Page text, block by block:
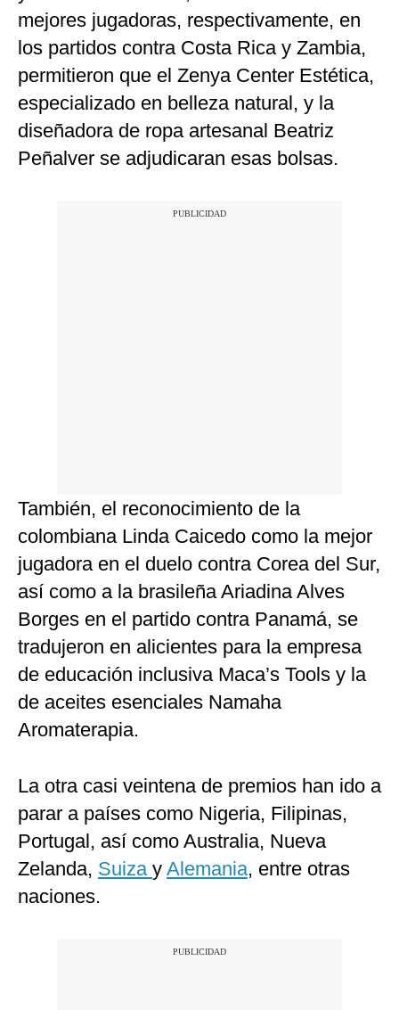
mejores jugadoras, respectivamente, en
los partidos contra Costa Rica y Zambia,
permitieron que el Zenya Center Estética,
especializado en belleza natural, y la
diseñadora de ropa artesanal Beatriz
Peñalver se adjudicaran esas bolsas.
También, el reconocimiento de la
colombiana Linda Caicedo como la mejor
jugadora en el duelo contra Corea del Sur,
así como a la brasileña Ariadina Alves
Borges en el partido contra Panamá, se
tradujeron en alicientes para la empresa
de educación inclusiva Maca’s Tools y la
de aceites esenciales Namaha
Aromaterapia.
La otra casi veintena de premios han ido a
parar a países como Nigeria, Filipinas,
Portugal, así como Australia, Nueva
Zelanda, Suiza y Alemania, entre otras
naciones.